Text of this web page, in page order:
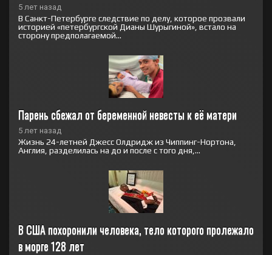
5 лет назад
В Санкт-Петербурге следствие по делу, которое прозвали
историей «петербургской Дианы Шурыгиной», встало на
сторону предполагаемой...
Парень сбежал от беременной невесты к её матери
5 лет назад
Жизнь 24-летней Джесс Олдридж из Чиппинг-Нортона,
Англия, разделилась на до и после с того дня,...
В США похоронили человека, тело которого пролежало
в морге 128 лет